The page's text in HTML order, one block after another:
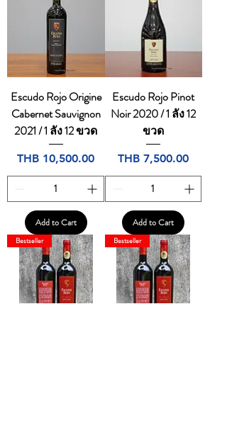
Escudo Rojo Origine
Cabernet Sauvignon
2021 / 1 ลัง 12 ขวด
Price
THB 10,500.00
Add to Cart
Escudo Rojo Pinot
Noir 2020 / 1 ลัง 12
ขวด
Price
THB 7,500.00
Add to Cart
Bestseller Bestseller